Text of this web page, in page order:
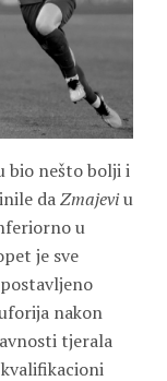
bio nešto bolji i
daZmajeviu
u
je sve
nakon
tjerala